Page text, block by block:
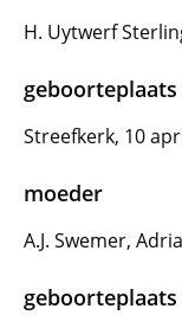
H. Uytwerf
Streefkerk, 10
moeder
A.J. Swemer,